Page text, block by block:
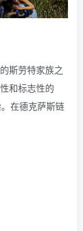
斯劳特家族之
和标志性的
在德克萨斯链